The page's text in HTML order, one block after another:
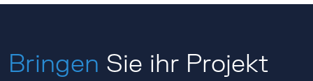
Bringen Sie ihr Projekt